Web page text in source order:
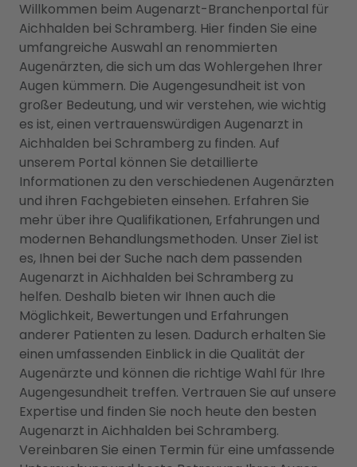
Willkommen beim Augenarzt-Branchenportal für
Aichhalden bei Schramberg. Hier finden Sie eine
umfangreiche Auswahl an renommierten
Augenärzten, die sich um das Wohlergehen Ihrer
Augen kümmern. Die Augengesundheit ist von
großer Bedeutung, und wir verstehen, wie wichtig
es ist, einen vertrauenswürdigen Augenarzt in
Aichhalden bei Schramberg zu finden. Auf
unserem Portal können Sie detaillierte
Informationen zu den verschiedenen Augenärzten
und ihren Fachgebieten einsehen. Erfahren Sie
mehr über ihre Qualifikationen, Erfahrungen und
modernen Behandlungsmethoden. Unser Ziel ist
es, Ihnen bei der Suche nach dem passenden
Augenarzt in Aichhalden bei Schramberg zu
helfen. Deshalb bieten wir Ihnen auch die
Möglichkeit, Bewertungen und Erfahrungen
anderer Patienten zu lesen. Dadurch erhalten Sie
einen umfassenden Einblick in die Qualität der
Augenärzte und können die richtige Wahl für Ihre
Augengesundheit treffen. Vertrauen Sie auf unsere
Expertise und finden Sie noch heute den besten
Augenarzt in Aichhalden bei Schramberg.
Vereinbaren Sie einen Termin für eine umfassende